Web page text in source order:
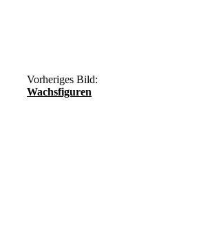
Vorheriges Bild:
Wachsfiguren